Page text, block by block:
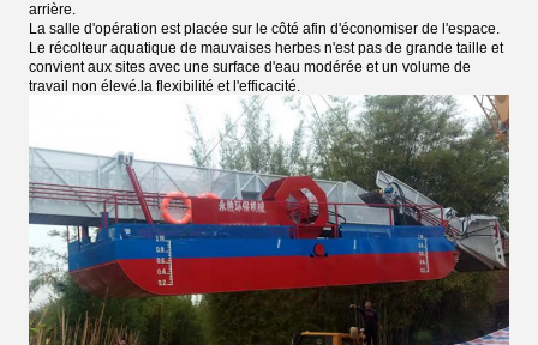
arrière.
La salle d'opération est placée sur le côté afin d'économiser de l'espace.
Le récolteur aquatique de mauvaises herbes n'est pas de grande taille et
convient aux sites avec une surface d'eau modérée et un volume de
travail non élevé.la flexibilité et l'efficacité.